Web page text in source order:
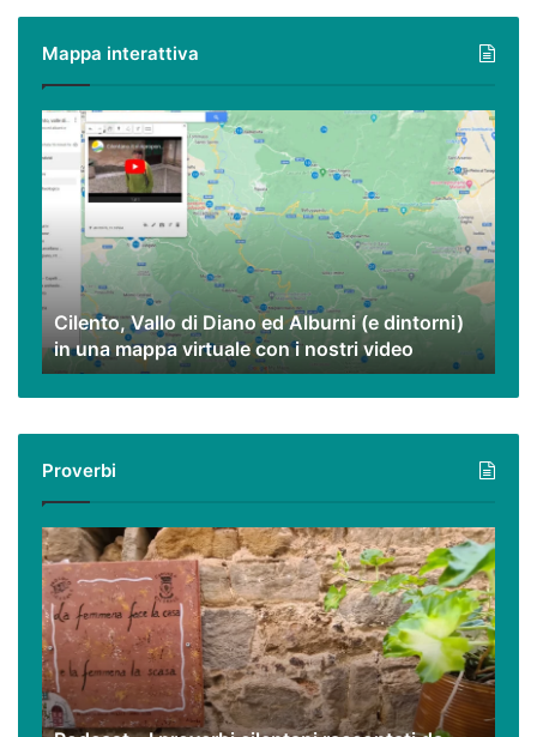
ma
eccezionali.
Mappa interattiva
Cilento,
Vallo
di
Diano
ed
Alburni
(e
dintorni)
una
mappa
virtuale
nostri
video
Cilento, Vallo di Diano ed Alburni (e dintorni)
in una mappa virtuale con i nostri video
Proverbi
Podcast
–
I
proverbi
cilentani
raccontati
da
Guido